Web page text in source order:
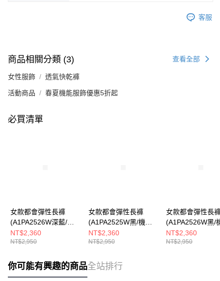
客服
商品相關分類 (3) 查看全部
女性服飾 透氣快乾褲
活動商品 春夏機能服飾優惠5折起
必買清單
女款都會彈性長褲
(A1PA2526W深藍/機
能長褲/休閒長褲/商務
長褲)
NT$2,360
NT$2,950
女款都會彈性長褲
(A1PA2525W黑/機能
長褲/休閒長褲/商務長
褲)
NT$2,360
NT$2,950
女款都會彈性長
(A1PA2526W黑/
長褲/休閒長褲/商
褲)
NT$2,360
NT$2,950
你可能有興趣的商品全站排行